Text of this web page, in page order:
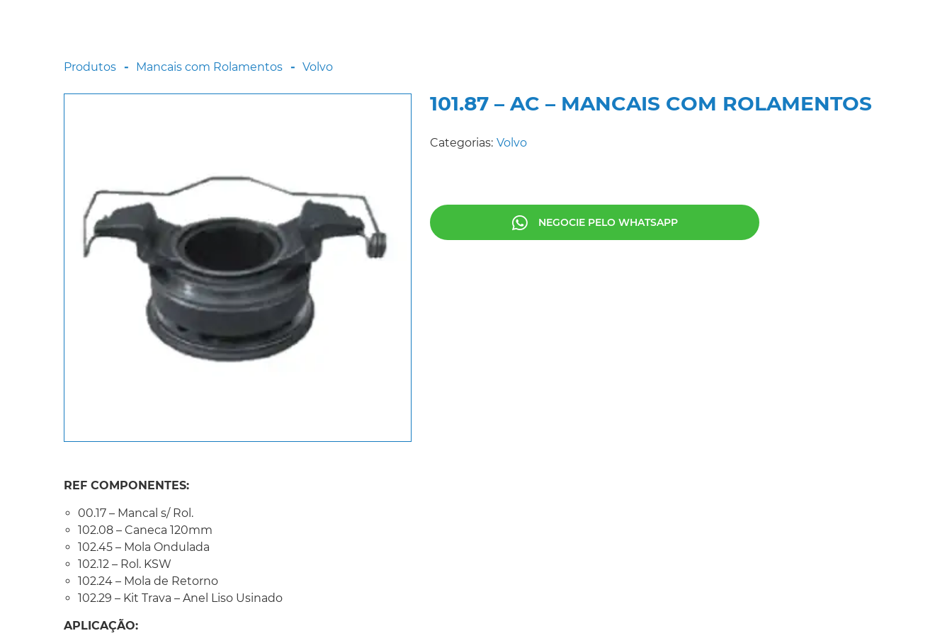
Produtos Mancais com Rolamentos Volvo
101.87 – AC – MANCAIS COM ROLAMENTOS
Categorias: Volvo
NEGOCIE PELO WHATSAPP
REF COMPONENTES:
00.17 – Mancal s/ Rol.
102.08 – Caneca 120mm
102.45 – Mola Ondulada
102.12 – Rol. KSW
102.24 – Mola de Retorno
102.29 – Kit Trava – Anel Liso Usinado
APLICAÇÃO: